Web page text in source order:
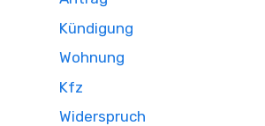
Kündigung
Wohnung
Kfz
Widerspruch